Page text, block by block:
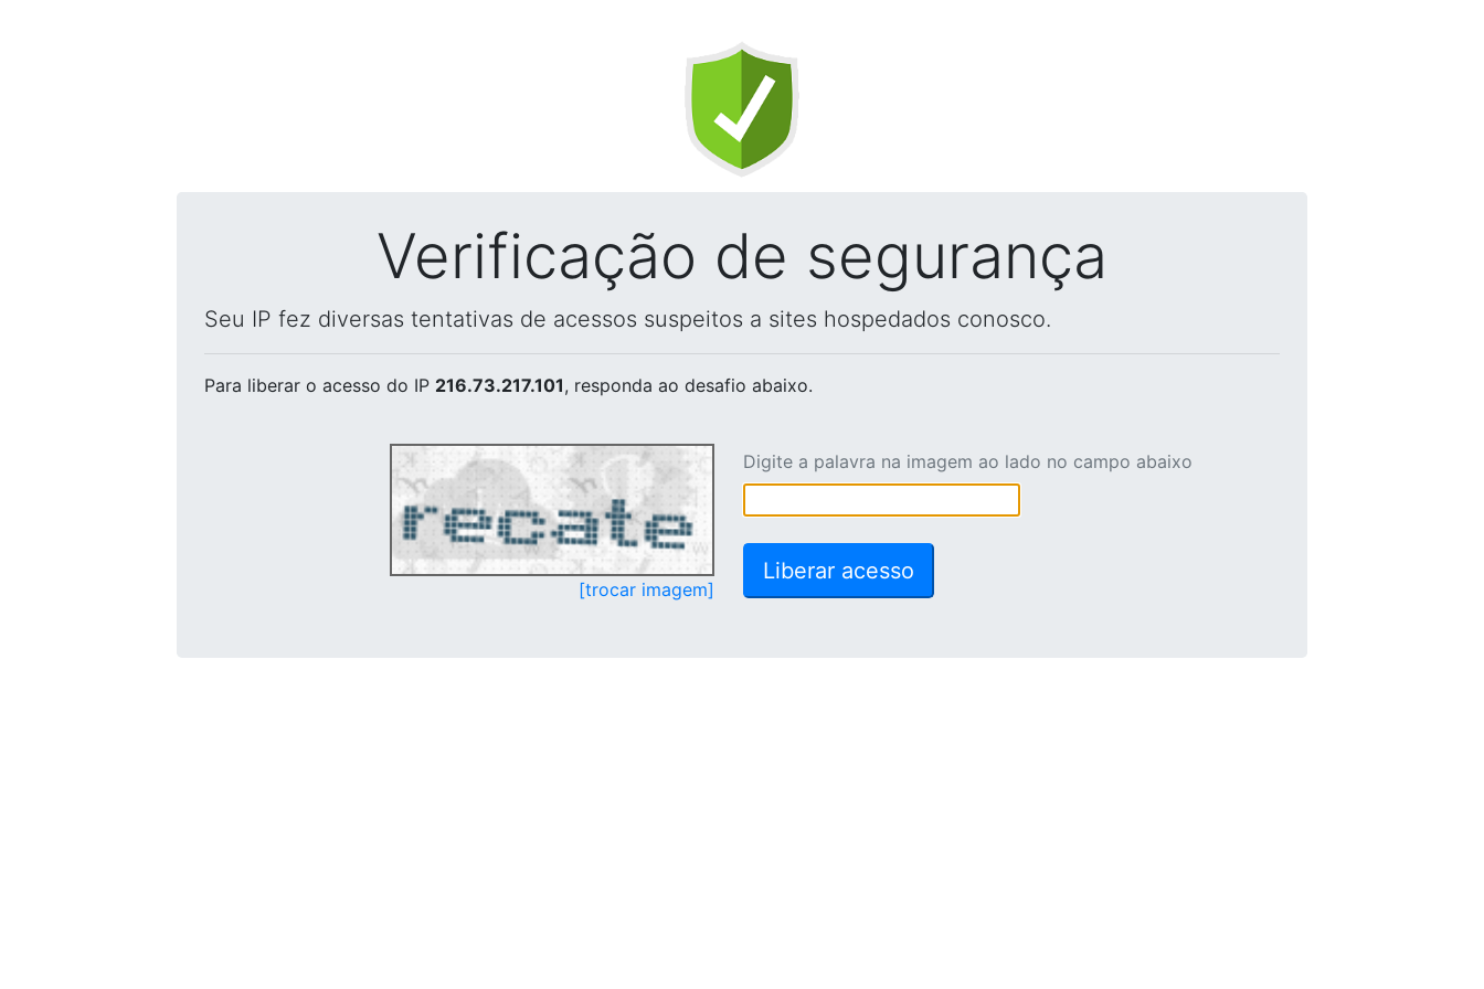
Verificação de segurança
Seu IP fez diversas tentativas de acessos suspeitos a sites hospedados conosco.
Para liberar o acesso do IP 216.73.217.101, responda ao desafio abaixo.
[trocar imagem]
Digite a palavra na imagem ao lado no campo abaixo